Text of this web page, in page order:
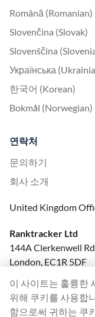
Română (Romanian)
Slovenčina (Slovak)
Slovenščina
Українська
한국어 (Korean)
Bokmål (Norwegian)
연락처
문의하기
회사 소개
United Kingdom
Ranktracker Ltd
144A Clerkenwell Rd
London, EC1R 5DF
이 사이트는 훌륭한
위해 쿠키를 사용합
함으로써 귀하는 쿠